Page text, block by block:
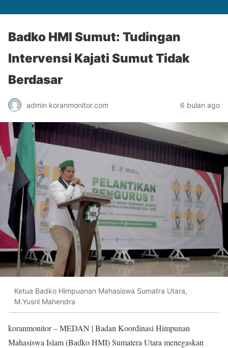
Badko HMI Sumut: Tudingan
Intervensi Kajati Sumut Tidak
Berdasar
admin koranmonitor.com 6 bulan ago
Ketua Badko Himpuanan Mahasiswa Sumatra Utara,
M.Yusril Mahendra
koranmonitor– MEDAN | Badan Koordinasi Himpunan
Mahasiswa Islam (Badko HMI) Sumatera Utara menegaskan